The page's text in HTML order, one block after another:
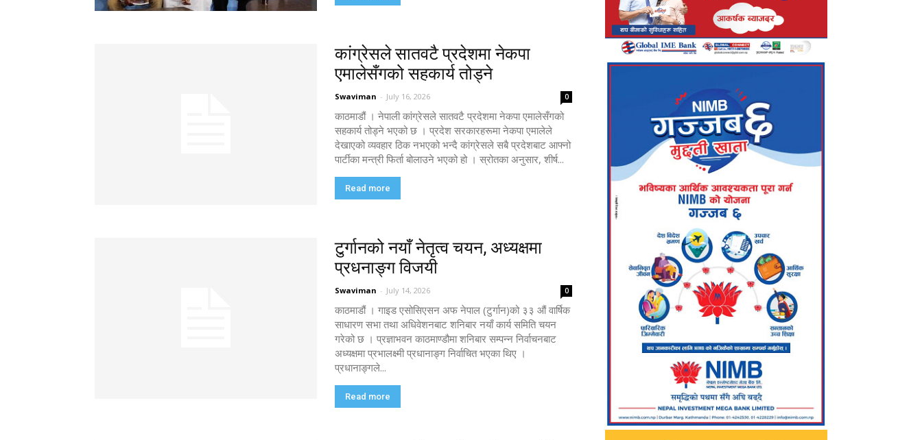
कांग्रेसले सातवटै प्रदेशमा नेकपा
एमालेसँगको सहकार्य तोड्ने
Swaviman - July 16, 2026 0
काठमाडौं । नेपाली कांग्रेसले सातवटै प्रदेशमा नेकपा एमालेसँगको
सहकार्य तोड्ने भएको छ । प्रदेश सरकारहरूमा नेकपा एमालेले
देखाएको व्यवहार ठिक नभएको भन्दै कांग्रेसले सबै प्रदेशबाट आफ्नो
पार्टीका मन्त्री फिर्ता बोलाउने भएको हो । स्रोतका अनुसार, शीर्ष...
Read more
टुर्गानको नयाँ नेतृत्व चयन, अध्यक्षमा
प्रधनाङ्ग विजयी
Swaviman - July 14, 2026 0
काठमाडौं । गाइड एसोसिएसन अफ नेपाल (टुर्गान)को ३३ औं वार्षिक
साधारण सभा तथा अधिवेशनबाट शनिबार नयाँ कार्य समिति चयन
गरेको छ । प्रज्ञाभवन काठमाण्डौमा शनिबार सम्पन्न निर्वाचनबाट
अध्यक्षमा प्रभालक्ष्मी प्रधानाङ्ग निर्वाचित भएका थिए ।
प्रधानाङ्गले...
Read more